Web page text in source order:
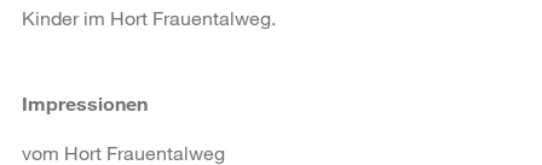
Kinder im Hort Frauentalweg.
Impressionen
vom Hort Frauentalweg